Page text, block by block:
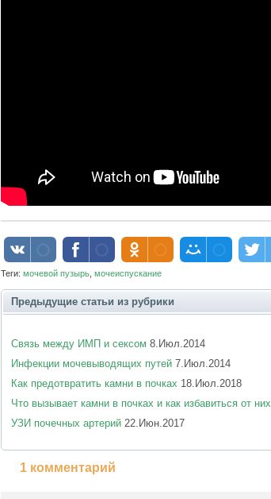
Теги: мочевой пузырь мочеиспускание
Предыдущие статьи из рубрики
Связь между ИМП и сексом 8.Июл.2014
Инфекции мочевыводящих путей 7.Июл.2014
Как предотвратить камни в почках 18.Июл.2018
Что вызывает камни в почках и как избавиться от них
УЗИ почечных артерий 22.Июн.2017
1 комментарий